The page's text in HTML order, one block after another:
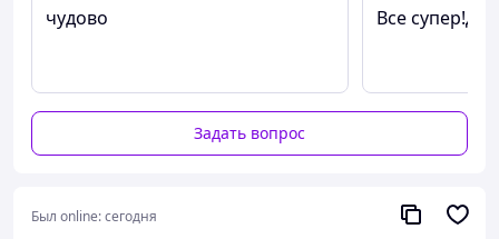
чудово Все
Задать вопрос
Был online:сегодня